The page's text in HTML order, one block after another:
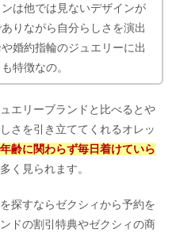
は他では見ないデザインが
りながら自分らしさを演出
婚約指輪のジュエリーに出
特徴なの。
エリーブランドと比べるとや
さを引き立ててくれるオレッ
齢に関わらず毎日着けていら
く見られます。
探すならゼクシィから予約を
ドの割引特典やゼクシィの商